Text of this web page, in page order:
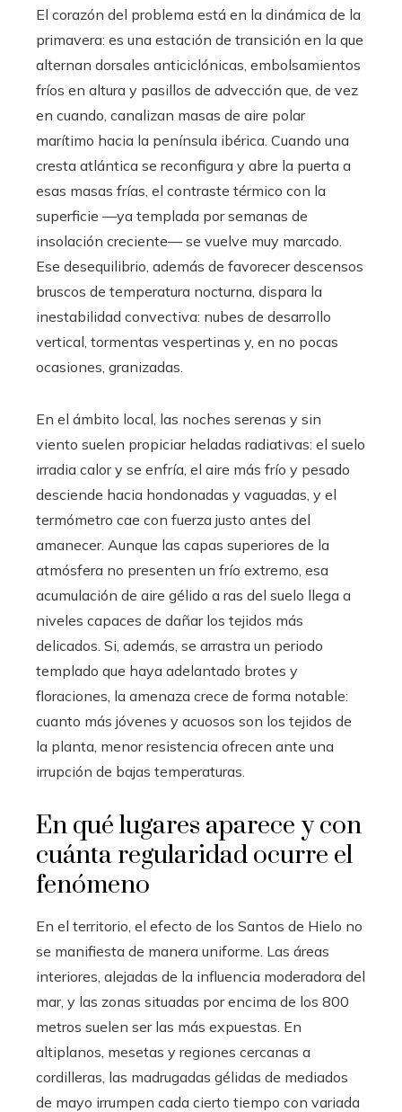
El corazón del problema está en la dinámica de la
primavera: es una estación de transición en la que
alternan dorsales anticiclónicas, embolsamientos
fríos en altura y pasillos de advección que, de vez
en cuando, canalizan masas de aire polar
marítimo hacia la península ibérica. Cuando una
cresta atlántica se reconfigura y abre la puerta a
esas masas frías, el contraste térmico con la
superficie —ya templada por semanas de
insolación creciente— se vuelve muy marcado.
Ese desequilibrio, además de favorecer descensos
bruscos de temperatura nocturna, dispara la
inestabilidad convectiva: nubes de desarrollo
vertical, tormentas vespertinas y, en no pocas
ocasiones, granizadas.
En el ámbito local, las noches serenas y sin
viento suelen propiciar heladas radiativas: el suelo
irradia calor y se enfría, el aire más frío y pesado
desciende hacia hondonadas y vaguadas, y el
termómetro cae con fuerza justo antes del
amanecer. Aunque las capas superiores de la
atmósfera no presenten un frío extremo, esa
acumulación de aire gélido a ras del suelo llega a
niveles capaces de dañar los tejidos más
delicados. Si, además, se arrastra un periodo
templado que haya adelantado brotes y
floraciones, la amenaza crece de forma notable:
cuanto más jóvenes y acuosos son los tejidos de
la planta, menor resistencia ofrecen ante una
irrupción de bajas temperaturas.
En qué lugares aparece y con
cuánta regularidad ocurre el
fenómeno
En el territorio, el efecto de los Santos de Hielo no
se manifiesta de manera uniforme. Las áreas
interiores, alejadas de la influencia moderadora del
mar, y las zonas situadas por encima de los 800
metros suelen ser las más expuestas. En
altiplanos, mesetas y regiones cercanas a
cordilleras, las madrugadas gélidas de mediados
de mayo irrumpen cada cierto tiempo con variada